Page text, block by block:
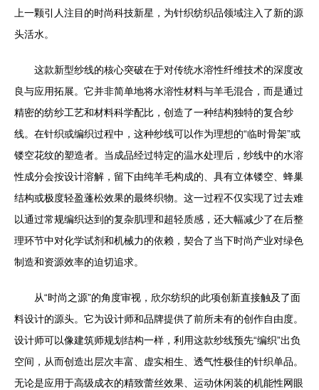
上一颗引人注目的时尚科技新星，为针织纺织品领域注入了新的源
头活水。
这款新型纱线的核心突破在于对传统水溶性纤维技术的深度改
良与应用拓展。它并非简单地将水溶性材料与羊毛混合，而是通过
精密的纺纱工艺和材料科学配比，创造了一种结构独特的复合纱
线。在针织或编织过程中，这种纱线可以作为理想的“临时骨架”或
镂空花纹的塑造者。当成品经过特定的温水处理后，纱线中的水溶
性成分会按设计溶解，留下由纯羊毛构成的、具有立体镂空、蜂巢
结构或极度轻盈蓬松效果的最终织物。这一过程不仅实现了过去难
以通过常规编织达到的复杂肌理和超轻质感，还大幅减少了在后整
理环节中对化学试剂和机械力的依赖，契合了当下时尚产业对绿色
制造和资源效率的迫切追求。
从“时尚之源”的角度审视，欣尔纺织的此项创新直接触及了面
料设计的源头。它为设计师和品牌提供了前所未有的创作自由度。
设计师可以像建筑师规划结构一样，利用这款纱线预先“编织”出负
空间，从而创造出层次丰富、虚实相生、透气性极佳的针织单品。
无论是应用于高级成衣的精致蕾丝效果、运动休闲装的机能性网眼